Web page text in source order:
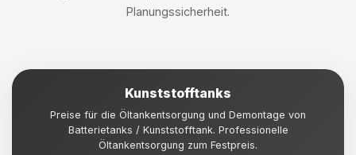
Planungssicherheit.
Kunststofftanks
Preise für die Öltankentsorgung und Demontage von
Batterietanks / Kunststofftank. Professionelle
Öltankentsorgung zum Festpreis.